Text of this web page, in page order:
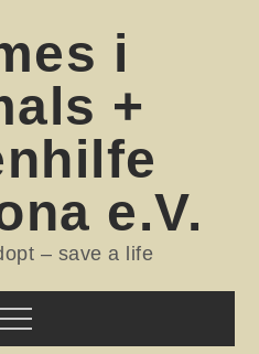
i
+
e.V.
– save a life
Menu